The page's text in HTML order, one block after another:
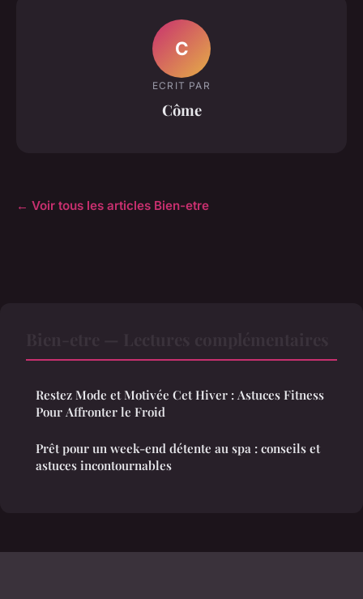
C
ECRIT PAR
Côme
← Voir tous les articles Bien-etre
Restez Mode et Motivée Cet Hiver : Astuces Fitness
Pour Affronter le Froid
Prêt pour un week-end détente au spa : conseils et
astuces incontournables